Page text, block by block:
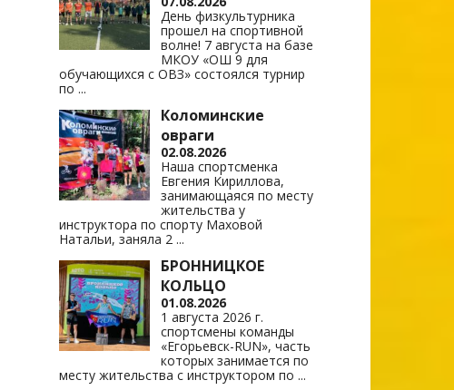
День физкультурника
прошел на спортивной
волне! 7 августа на базе
МКОУ «ОШ 9 для
обучающихся с ОВЗ» состоялся турнир
по...
Коломинские
овраги
02.08.2026
Наша спортсменка
Евгения Кириллова,
занимающаяся по месту
жительства у
инструктора по спорту Маховой
Натальи, заняла 2 ...
БРОННИЦКОЕ
КОЛЬЦО
01.08.2026
1 августа 2026 г.
спортсмены команды
«Егорьевск-RUN», часть
которых занимается по
месту жительства с инструктором по ...